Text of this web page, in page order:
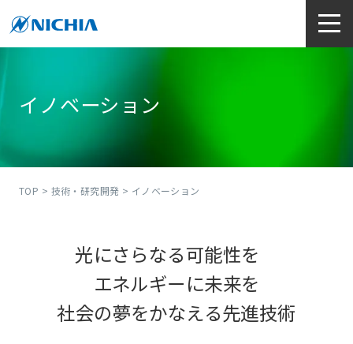
イノベーション
TOP > 技術・研究開発 > イノベーション
光にさらなる可能性を
エネルギーに未来を
社会の夢をかなえる先進技術